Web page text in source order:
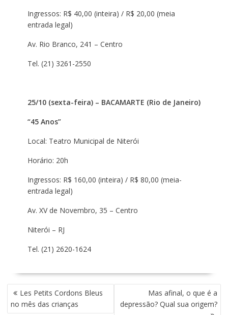
Ingressos: R$ 40,00 (inteira) / R$ 20,00 (meia
entrada legal)
Av. Rio Branco, 241 – Centro
Tel. (21) 3261-2550
25/10 (sexta-feira) – BACAMARTE (Rio de Janeiro)
“45 Anos”
Local: Teatro Municipal de Niterói
Horário: 20h
Ingressos: R$ 160,00 (inteira) / R$ 80,00 (meia-
entrada legal)
Av. XV de Novembro, 35 – Centro
Niterói – RJ
Tel. (21) 2620-1624
N
A
Les Petits Cordons Bleus
no mês das crianças
Mas afinal, o que é a
depressão? Qual sua origem?